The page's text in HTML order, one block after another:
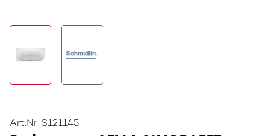
Art.Nr. S121145